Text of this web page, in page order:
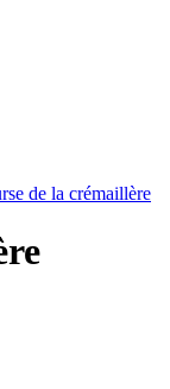
de la crémaillère